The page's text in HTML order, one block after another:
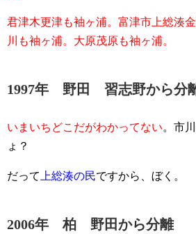
君津木更津も袖ヶ浦。富津市上総湊
川も袖ヶ浦。大原茂原も袖ヶ浦。
1997年 野田 習志野から分
いまいちどこだがわかってない。市
ょ？
だって 上総湊の民ですから、ぼく。
2006年 柏 野田から分離